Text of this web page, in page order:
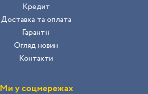
Кредит
Доставка та оплата
Гарантії
Огляд новин
Контакти
Ми у соцмережах